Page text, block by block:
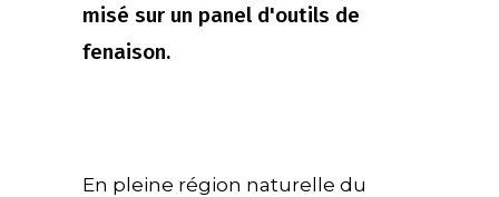
misé sur un panel d'outils de
fenaison.
En pleine région naturelle du